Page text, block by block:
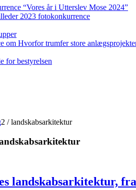
“Vores år i Utterslev Mose 2024”
2023 fotokonkurrence
om Hvorfor trumfer store
for bestyrelsen
2 / landskabsarkitektur
landskabsarkitektur,